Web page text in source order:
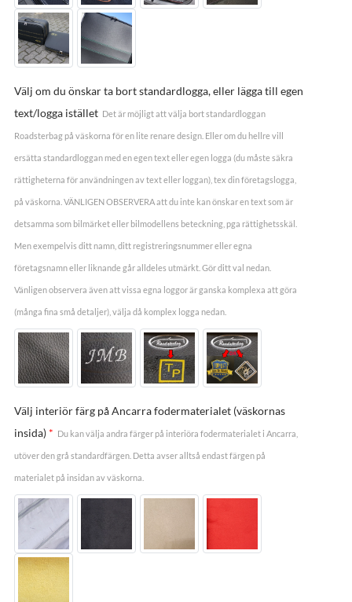
Välj om du önskar ta bort standardlogga, eller lägga till egen
text/logga istället Det är möjligt att välja bort standardloggan
Roadsterbag på väskorna för en lite renare design. Eller om du hellre vill
ersätta standardloggan med en egen text eller egen logga (du måste säkra
rättigheterna för användningen av text eller loggan), tex din företagslogga,
på väskorna. VÄNLIGEN OBSERVERA att du inte kan önskar en text som är
detsamma som bilmärket eller bilmodellens beteckning, pga rättighetsskäl.
Men exempelvis ditt namn, ditt registreringsnummer eller egna
företagsnamn eller liknande går alldeles utmärkt. Gör ditt val nedan.
Vänligen observera även att vissa egna loggor är ganska komplexa att göra
(många fina små detaljer), välja då komplex logga nedan.
Välj interiör färg på Ancarra fodermaterialet (väskornas
insida) * Du kan välja andra färger på interiöra fodermaterialet i Ancarra,
utöver den grå standardfärgen. Detta avser alltså endast färgen på
materialet på insidan av väskorna.